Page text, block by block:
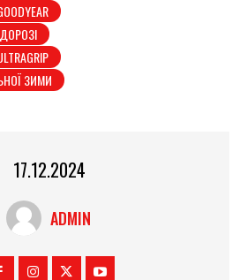
ЗИМИ
17.12.2024
ADMIN